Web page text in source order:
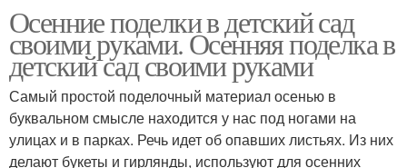
Осенние поделки в детский сад
своими руками. Осенняя поделка в
детский сад своими руками
Самый простой поделочный материал осенью в
буквальном смысле находится у нас под ногами на
улицах и в парках. Речь идет об опавших листьях. Из них
делают букеты и гирлянды, используют для осенних